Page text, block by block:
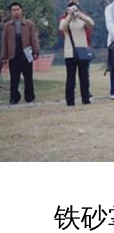
铁砂掌